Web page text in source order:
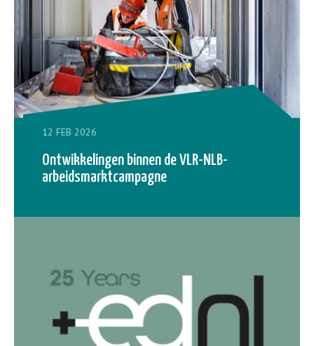
12 FEB 2026
Ontwikkelingen binnen de VLR-NLB-
arbeidsmarktcampagne